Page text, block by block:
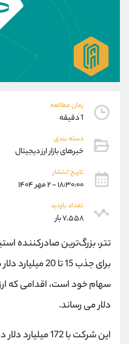
زمان مطالعه
1 دقیقه
دسته بندی
خبرهای بازار ارز دیجیتال
تاریخ انتشار
۱۸:۳۰:۰۰ - ۲ مهر ۱۴۰۴
تعداد بازدید
۷,۵۵۸ بار
تتر، بزرگ‌ترین صادرکننده
دلار می رساند.
پشتیبان فروش (ایمان
موبایل
واتساپ
تلگرام
پشتیبان فروش
موبایل
واتساپ
تلگرام
داخلی
اطلاعات تماس (دفتر فروش)
تلفن
بدون پیش شماره
اینستاگرام
کانال تلگرام